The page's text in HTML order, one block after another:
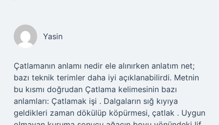
Yasin
Çatlamanın anlamı nedir ele alınırken anlatım net;
bazı teknik terimler daha iyi açıklanabilirdi. Metnin
bu kısmı doğrudan Çatlama kelimesinin bazı
anlamları: Çatlamak işi . Dalgaların sığ kıyıya
geldikleri zaman dökülüp köpürmesi, çatlak . Uygun